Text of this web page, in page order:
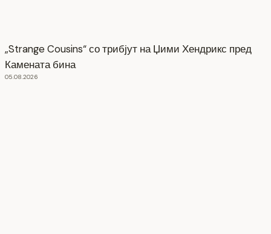
„Strange Cousins“ со трибјут на Џими Хендрикс пред
Камената бина
05.08.2026